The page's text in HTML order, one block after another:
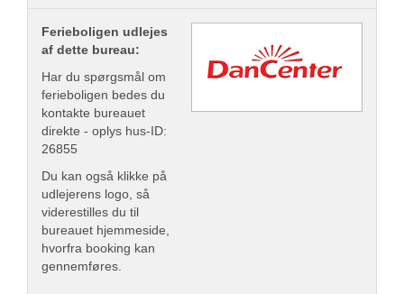
Ferieboligen udlejes
af dette bureau:
Har du spørgsmål om
ferieboligen bedes du
kontakte bureauet
direkte - oplys hus-ID:
26855
Du kan også klikke på
udlejerens logo, så
viderestilles du til
bureauet hjemmeside,
hvorfra booking kan
gennemføres.